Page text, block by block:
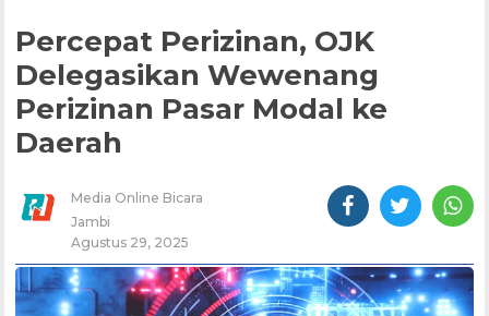
Percepat Perizinan, OJK
Delegasikan Wewenang
Perizinan Pasar Modal ke
Daerah
Media Online Bicara
Jambi
Agustus 29, 2025